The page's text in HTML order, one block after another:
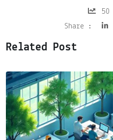
50
Share :
Related Post